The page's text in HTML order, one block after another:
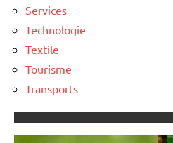
Services
Technologie
Textile
Tourisme
Transports